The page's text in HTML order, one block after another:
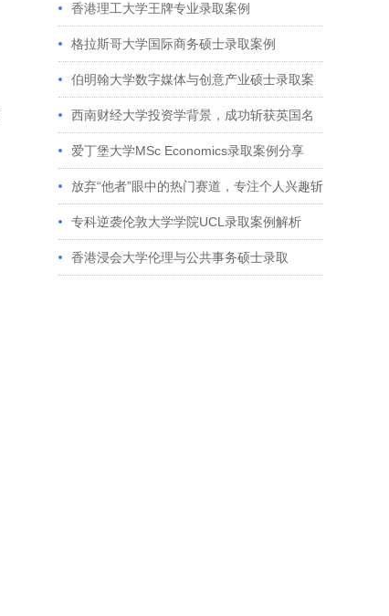
香港理工大学王牌专业录取案例
格拉斯哥大学国际商务硕士录取案例
伯明翰大学数字媒体与创意产业硕士录取案
例 西南财经大学投资学背景，成功斩获英国名
校多份Offer
爱丁堡大学MSc Economics录取案例分享
放弃“他者”眼中的热门赛道，专注个人兴趣斩
获藤校offer｜成功跨专业申请经验分享
专科逆袭伦敦大学学院UCL录取案例解析
香港浸会大学伦理与公共事务硕士录取